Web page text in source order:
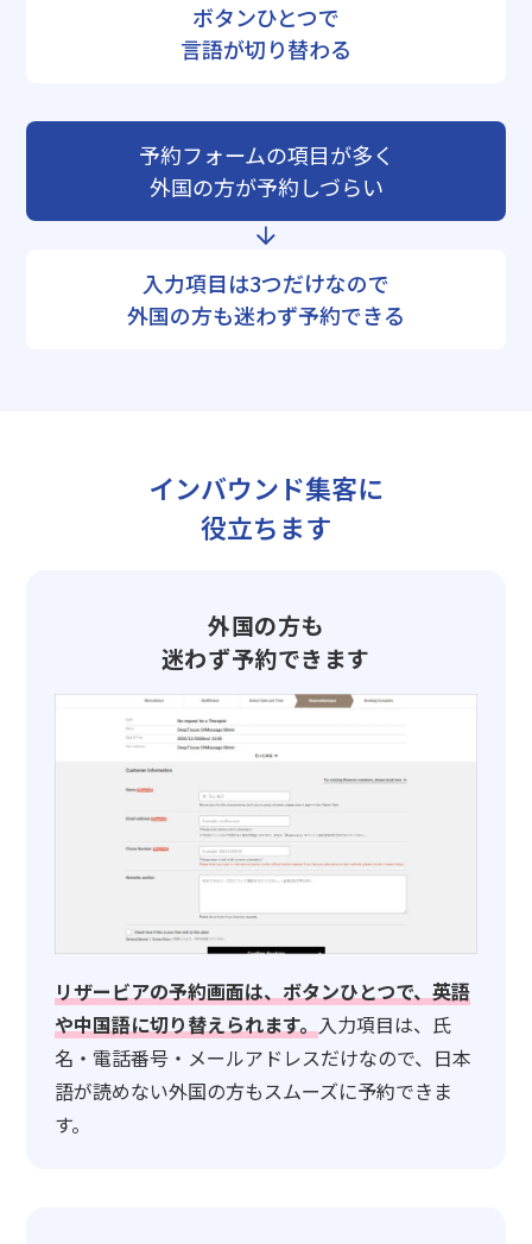
ボタンひとつで
言語が切り替わる
予約フォームの項目が多く
外国の方が予約しづらい
入力項目は3つだけなので
外国の方も迷わず予約できる
インバウンド集客に
役立ちます
外国の方も
迷わず予約できます
リザービアの予約画面は、ボタンひとつで、英語
や中国語に切り替えられます。入力項目は、氏
名・電話番号・メールアドレスだけなので、日本
語が読めない外国の方もスムーズに予約できま
す。